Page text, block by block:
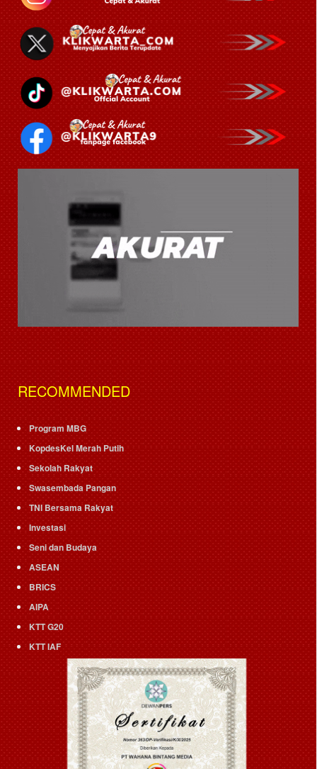
RECOMMENDED
Program MBG
KopdesKel Merah Putih
Sekolah Rakyat
Swasembada Pangan
TNI Bersama Rakyat
Investasi
Seni dan Budaya
ASEAN
BRICS
AIPA
KTT G20
KTT IAF